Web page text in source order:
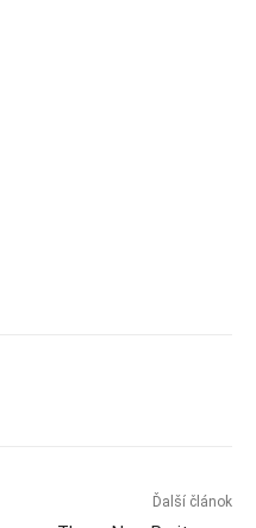
Ďalší článok